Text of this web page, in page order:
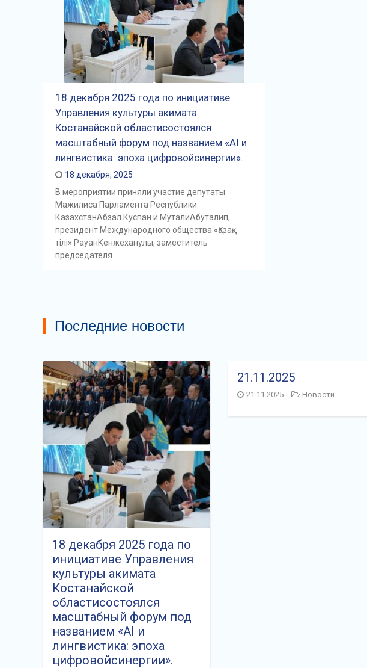
18 декабря 2025 года по инициативе
Управления культуры акимата
Костанайской областисостоялся
масштабный форум под названием «AI и
лингвистика: эпоха цифровойсинергии».
18 декабря, 2025
В мероприятии приняли участие депутаты
Мажилиса Парламента Республики
КазахстанАбзал Куспан и МуталиАбуталип,
президент Международного общества «Қазақ
тілі» РауанКенжеханулы, заместитель
председателя…
Последние новости
18 декабря 2025 года по
инициативе Управления
культуры акимата
Костанайской
областисостоялся
масштабный форум под
названием «AI и
лингвистика: эпоха
цифровойсинергии».
21.11.2025
21.11.2025 Новости